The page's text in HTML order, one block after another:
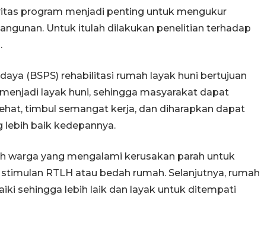
program menjadi penting untuk mengukur
Untuk itulah dilakukan penelitian terhadap
(BSPS) rehabilitasi rumah layak huni bertujuan
layak huni, sehingga masyarakat dapat
timbul semangat kerja, dan diharapkan dapat
baik kedepannya.
warga yang mengalami kerusakan parah untuk
RTLH atau bedah rumah. Selanjutnya, rumah
sehingga lebih laik dan layak untuk ditempati